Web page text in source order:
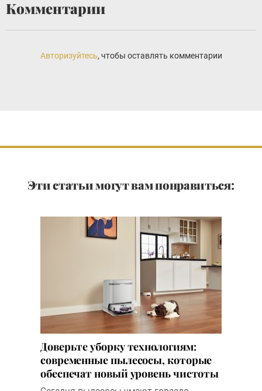
Комментарии
Авторизуйтесь, чтобы оставлять комментарии
Эти статьи могут вам понравиться:
Доверьте уборку технологиям:
современные пылесосы, которые
обеспечат новый уровень чистоты